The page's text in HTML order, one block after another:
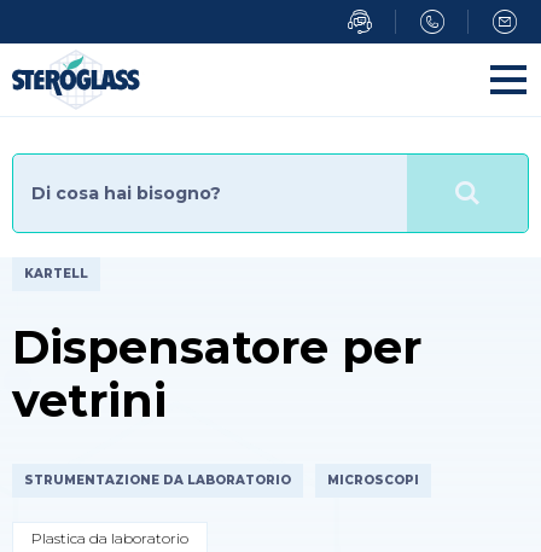
al
contenuto
principale
KARTELL
Dispensatore per
vetrini
STRUMENTAZIONE DA LABORATORIO MICROSCOPI
Plastica da laboratorio